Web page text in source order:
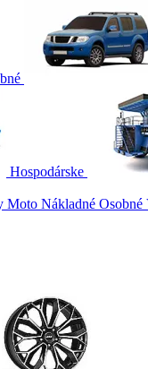
Hospodárske
Moto Nákladné Osobné